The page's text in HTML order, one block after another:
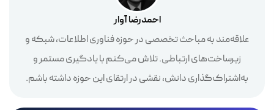
احمدرضا آوار
علاقه‌مند به مباحث تخصصی در حوزه فناوری اطلاعات، شبکه و
زیرساخت‌های ارتباطی. تلاش می‌کنم با یادگیری مستمر و
به‌اشتراک‌گذاری دانش، نقشی در ارتقای این حوزه داشته باشم.